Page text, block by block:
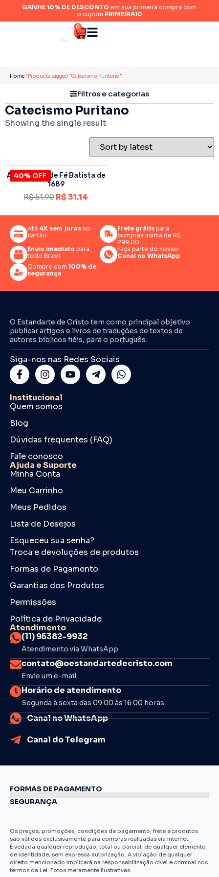
GANHE 10% DE DESCONTO em sua primeira compra com
o cupom PRIMEIRA10
0
Home/ Products tagged “Catecismo Puritano”
Filtros e categorias
Catecismo Puritano
Showing the single result
40% OFF
A Confissão de Fé Batista de
1689
R$51,90 R$ 31,14
Até 4X sem juros no
cartão
Frete grátispara
compras acima de R$
299,00
Envio imediato para
todo Brasil
Faça parte do nosso
Canal no WhatsApp
Compre com 100% de
segurança
O Estandarte de Cristo tem como principal objetivo
publicar artigos e livros de traduções de textos de
autores bíblicos fiéis, para o português.
Siga-nos nas Redes Sociais
Institucional
Quem somos
Blog
Dúvidas frequentes (FAQ)
Fale conosco
Ajuda e Suporte
Minha Conta
Meu Carrinho
Meus Pedidos
Lista de Desejos
Esqueceu sua senha?
Troca e devoluções de produtos
Formas de Pagamento
Garantias dos Produtos
Permissões
Política de Privacidade
Atendimento
(11) 95382-9932
Atendimento via WhatsApp
contato@oestandartedecristo.com
Envie um e-mail
Horário de atendimento
Segunda à sexta das 09:00 às 16:00 horas
Canal no WhatsApp
Canal do Telegram
FORMAS DE PAGAMENTO
SEGURANÇA
Os preços, promoções, condições de pagamento, frete e produtos
são válidos exclusivamente para compras realizadas via internet.
É vedada qualquer reprodução, total ou parcial, de qualquer elemento
de identidade, sem expressa autorização. A violação de qualquer
direito mencionado implicará na responsabilização cível e criminal nos
termos da Lei. Fotos meramente ilustrativas.